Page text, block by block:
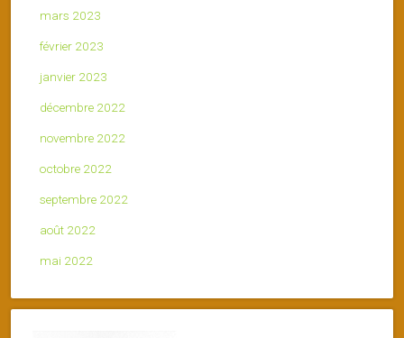
mars 2023
février 2023
janvier 2023
décembre 2022
novembre 2022
octobre 2022
septembre 2022
août 2022
mai 2022